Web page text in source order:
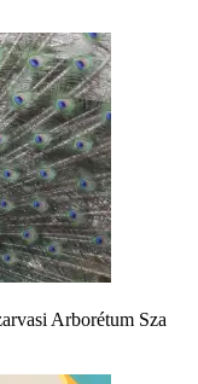
Arborétum Sza